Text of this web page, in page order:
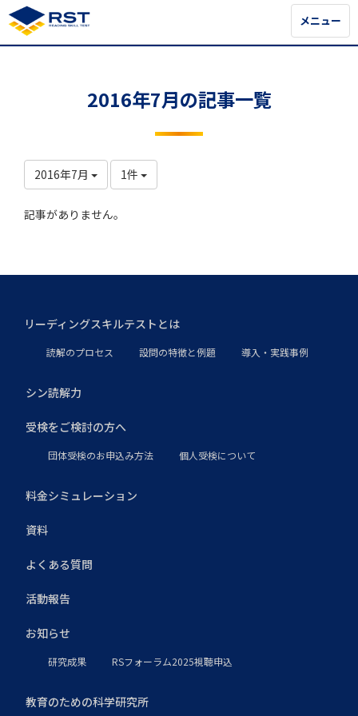
メニュー
メニュー
2016年7月の記事一覧
2016年7月 1件
記事がありません。
リーディングスキルテストとは
読解のプロセス 設問の特徴と例題 導入・実践事例
シン読解力
受検をご検討の方へ
団体受検のお申込み方法 個人受検について
料金シミュレーション
資料
よくある質問
活動報告
お知らせ
研究成果 RSフォーラム2025視聴申込
教育のための科学研究所